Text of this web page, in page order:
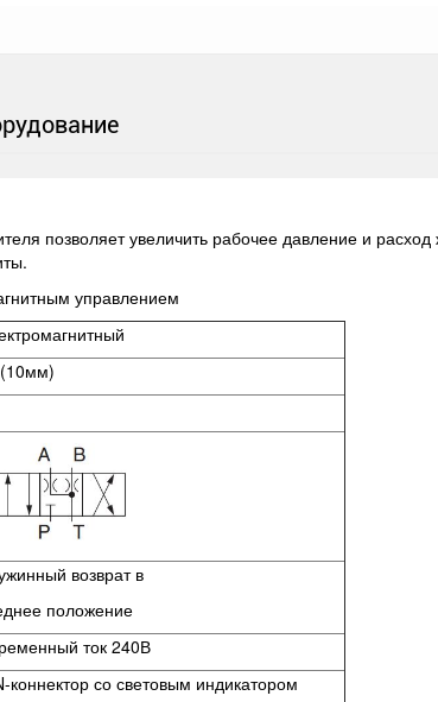
позволяет увеличить рабочее давление и
управлением
возврат в
положение
ток 240В
коннектор со световым индикатором